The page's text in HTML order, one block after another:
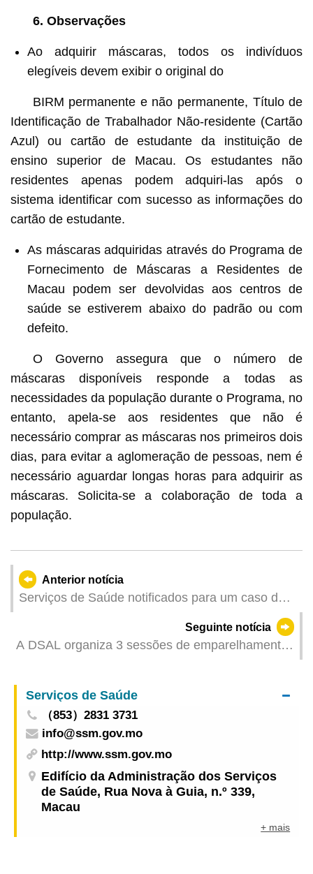
6. Observações
Ao adquirir máscaras, todos os indivíduos
elegíveis devem exibir o original do
BIRM permanente e não permanente, Título de
Identificação de Trabalhador Não-residente (Cartão
Azul) ou cartão de estudante da instituição de
ensino superior de Macau. Os estudantes não
residentes apenas podem adquiri-las após o
sistema identificar com sucesso as informações do
cartão de estudante.
As máscaras adquiridas através do Programa de
Fornecimento de Máscaras a Residentes de
Macau podem ser devolvidas aos centros de
saúde se estiverem abaixo do padrão ou com
defeito.
O Governo assegura que o número de
máscaras disponíveis responde a todas as
necessidades da população durante o Programa, no
entanto, apela-se aos residentes que não é
necessário comprar as máscaras nos primeiros dois
dias, para evitar a aglomeração de pessoas, nem é
necessário aguardar longas horas para adquirir as
máscaras. Solicita-se a colaboração de toda a
população.
Anterior notícia
Serviços de Saúde notificados para um caso de
Seguinte notícia
A DSAL organiza 3 sessões de emparelhamento
Serviços de Saúde
（853）2831 3731
info@ssm.gov.mo
http://www.ssm.gov.mo
Edifício da Administração dos Serviços
de Saúde, Rua Nova à Guia, n.º 339,
Macau
+ mais